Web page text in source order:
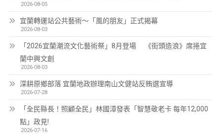
2026-08-05
宜蘭轉運站公共藝術～「風的朋友」正式揭幕
2026-08-03
「2026宜蘭潮流文化藝術祭」8月登場 《街頭造浪》席捲宜
蘭中興文創
2026-08-03
深耕原鄉部落 宜蘭地政辦理南山文健站反賄選宣導
2026-07-28
「全民縣長！照顧全民」林國漳發表「智慧敬老卡 每年12,000
點」政見!
2026-07-16